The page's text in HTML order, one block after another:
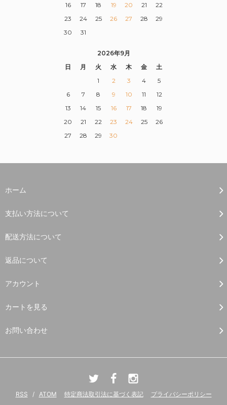
16
17 18 19 20 21
22
23
24 25 26 27 28
29
30
31
2026年9月
日
月 火 水 木 金
土
1
2 3 4
5
6
7 8 9 10 11
12
13
14 15 16 17 18
19
20
21 22 23 24 25
26
27
28 29 30
ホーム
支払い方法について
配送方法について
返品について
アカウント
カートを見る
お問い合わせ
RSS / ATOM 特定商法取引法に基づく表記 プライバシーポリシー